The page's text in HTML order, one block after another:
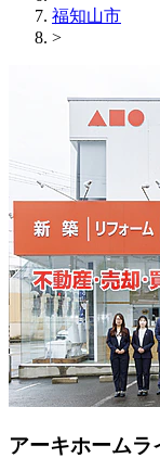
福知山市
>
アーキホームラ